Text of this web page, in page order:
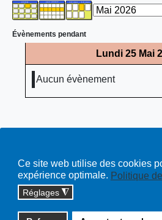
Ce site web utilise des cookies
expérience optimale. Politique
Réglages ◮
Évènements pendant
Lundi 25 Mai
Aucun évènement
Copyright © 2026 cossonay.ch -